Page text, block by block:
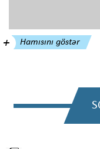
Hamısını göstər